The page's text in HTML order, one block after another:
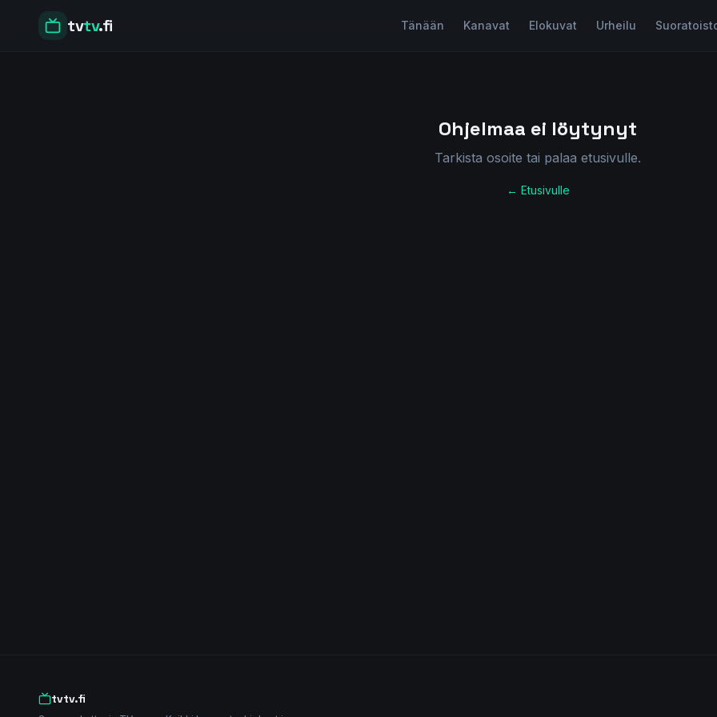
tvtv.fi Tänään Kanavat Elokuvat Urheilu
Ohjelmaa ei löytynyt
Tarkista osoite tai palaa etusivulle.
← Etusivulle
tvtv.fi